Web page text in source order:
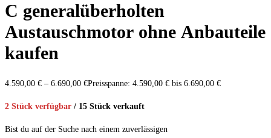
C generalüberholten
Austauschmotor ohne Anbauteile
kaufen
4.590,00 € – 6.690,00 €Preisspanne: 4.590,00 € bis 6.690,00 €
2 Stück verfügbar / 15 Stück verkauft
Bist du auf der Suche nach einem zuverlässigen